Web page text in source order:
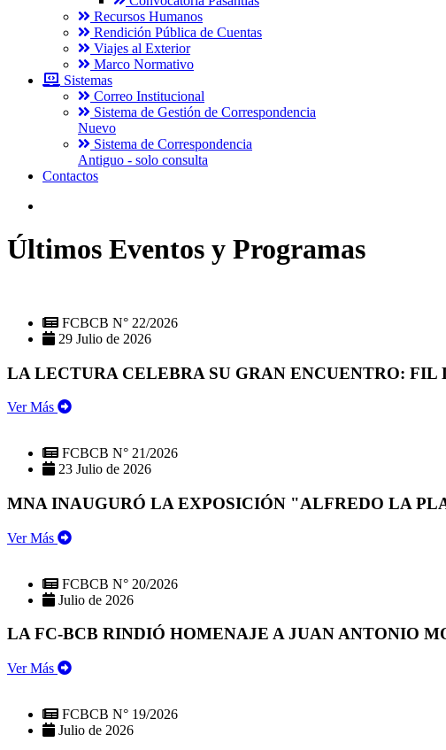
Recursos Humanos
Rendición Pública de Cuentas
Viajes al Exterior
Marco Normativo
Sistemas
Correo Institucional
Sistema de Gestión de Correspondencia
Nuevo
Sistema de Correspondencia
Antiguo - solo consulta
Contactos
Últimos Eventos y Programas
FCBCB N° 22/2026
29 Julio de 2026
LA LECTURA CELEBRA SU GRAN ENCUENTRO:
Ver Más
FCBCB N° 21/2026
23 Julio de 2026
MNA INAUGURÓ LA EXPOSICIÓN "ALFREDO LA
Ver Más
FCBCB N° 20/2026
Julio de 2026
LA FC-BCB RINDIÓ HOMENAJE A JUAN ANTONIO
Ver Más
FCBCB N° 19/2026
Julio de 2026